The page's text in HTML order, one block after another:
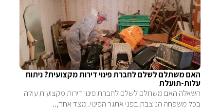
האם משתלם לשלם לחברת פינוי דירות מקצועית? ניתוח
עלות-תועלת
השאלה האם משתלם לשלם לחברת פינוי דירות מקצועית עולה
בכל משפחה הניצבת בפני אתגר הפינוי. מצד אחד,..